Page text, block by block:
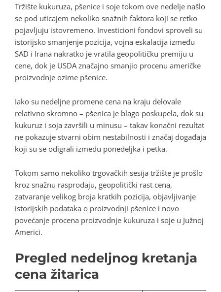
Tržište kukuruza, pšenice i soje tokom ove nedelje našlo
se pod uticajem nekoliko snažnih faktora koji se retko
pojavljuju istovremeno. Investicioni fondovi sproveli su
istorijsko smanjenje pozicija, vojna eskalacija između
SAD i Irana nakratko je vratila geopolitičku premiju u
cene, dok je USDA značajno smanjio procenu američke
proizvodnje ozime pšenice.
Iako su nedeljne promene cena na kraju delovale
relativno skromno – pšenica je blago poskupela, dok su
kukuruz i soja završili u minusu – takav konačni rezultat
ne pokazuje stvarni obim nestabilnosti i značaj događaja
koji su se odigrali između ponedeljka i petka.
Tokom samo nekoliko trgovačkih sesija tržište je prošlo
kroz snažnu rasprodaju, geopolitički rast cena,
zatvaranje velikog broja kratkih pozicija, objavljivanje
istorijskih podataka o proizvodnji pšenice i novo
povećanje procena proizvodnje kukuruza i soje u Južnoj
Americi.
Pregled nedeljnog kretanja
cena žitarica